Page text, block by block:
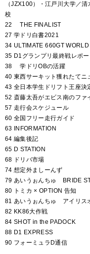
（JZX100）・江戸川大学／
校
22 THE FINALIST
27 学ドリ白書2021
34 ULTIMATE 660GT WORLD
35 D1グランプリ最終戦レポ
38 学ドリOBの活躍
40 東西サーキット獲れたてニ
43 全日本学生ドリフト王座決
52 斎藤太吾がエビス南のファ
57 走行会スケジュール
60 全国フリー走行ガイド
63 INFORMATION
64 編集後記
65 D STATION
68 ドリバ市場
74 想定外ましーんず
79 あいうぉんちゅ BRIDE
80 トミカ × OPTION 告知
81 あいうぉんちゅ アイリス
82 KK86大作戦
84 SHOT in the PADOCK
88 D1 EXPRESS
90 フォーミュラD通信